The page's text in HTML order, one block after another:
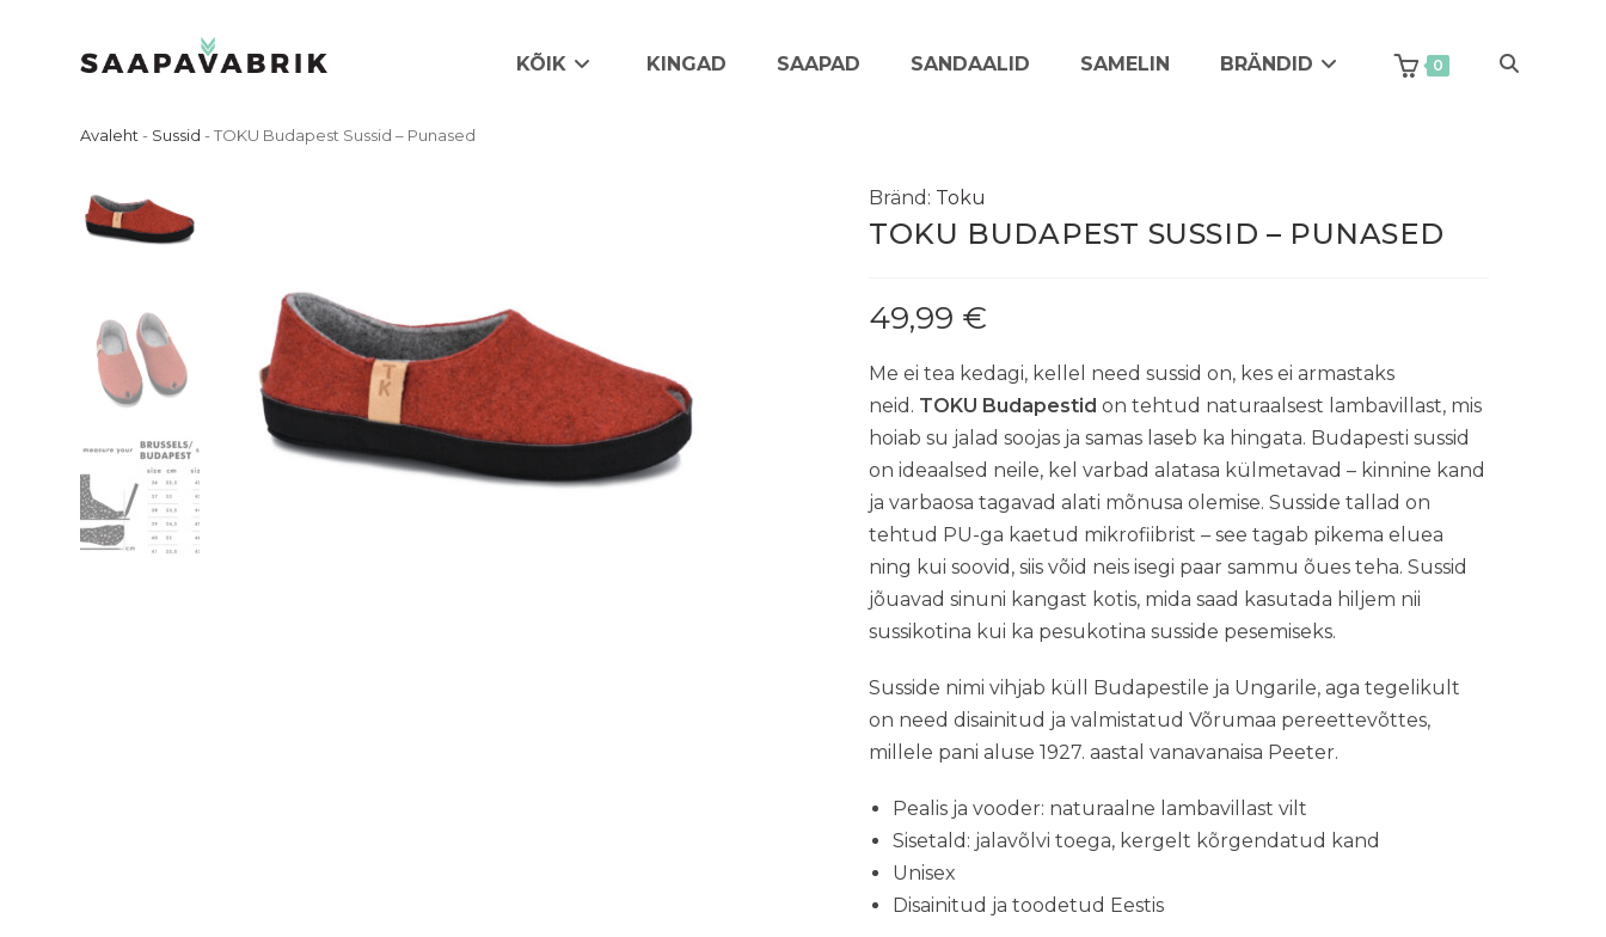
KÕIK KINGAD SAAPAD SANDAALID SAMELIN BRÄNDID 0 Toggle
Avaleht - Sussid -TOKU Budapest Sussid – Punased
Bränd: Toku
TOKU BUDAPEST SUSSID – PUNASED
49,99 €
Me ei tea kedagi, kellel need sussid on, kes ei armastaks
neid. TOKU Budapestidon tehtud naturaalsest lambavillast, mis
hoiab su jalad soojas ja samas laseb ka hingata. Budapesti sussid
on ideaalsed neile, kel varbad alatasa külmetavad – kinnine kand
ja varbaosa tagavad alati mõnusa olemise. Susside tallad on
tehtud PU-ga kaetud mikrofiibrist–see tagab pikema eluea
ning kui soovid, siis võid neis isegi paar sammu õues teha. Sussid
jõuavad sinuni kangast kotis, mida saad kasutada hiljem nii
sussikotina kui ka pesukotina susside pesemiseks.
Susside nimi vihjab küll Budapestile ja Ungarile, aga tegelikult
on need disainitud ja valmistatud Võrumaa pereettevõttes,
millele pani aluse 1927. aastal vanavanaisa Peeter.
Pealis ja vooder: naturaalne lambavillast vilt
Sisetald: jalavõlvi toega, kergelt kõrgendatud kand
Unisex
Disainitud ja toodetud Eestis